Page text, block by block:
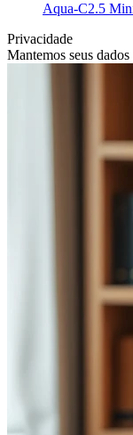
Aqua-C2.5
Privacidade
Mantemos seus